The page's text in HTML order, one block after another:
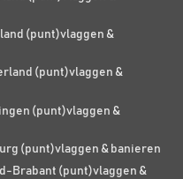
(punt)vlaggen &
(punt)vlaggen &
(punt)vlaggen &
(punt)vlaggen & banieren
Brabant (punt)vlaggen &